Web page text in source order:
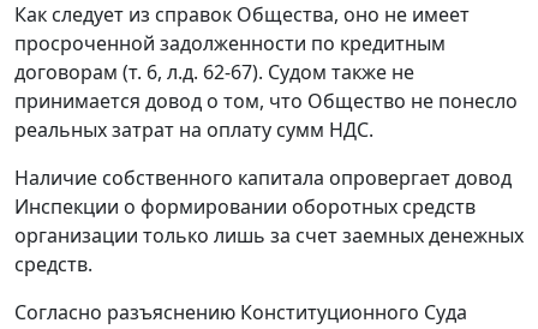
Как следует из справок Общества, оно не имеет
просроченной задолженности по кредитным
договорам (т. 6, л.д. 62-67). Судом также не
принимается довод о том, что Общество не понесло
реальных затрат на оплату сумм НДС.
Наличие собственного капитала опровергает довод
Инспекции о формировании оборотных средств
организации только лишь за счет заемных денежных
средств.
Согласно разъяснению Конституционного Суда